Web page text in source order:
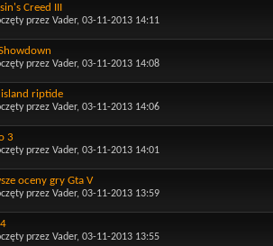
Creed III
przez Vader, 03-11-2013 14:11
przez Vader, 03-11-2013 14:08
island riptide
przez Vader, 03-11-2013 14:06
3
przez Vader, 03-11-2013 14:01
oceny gry Gta V
przez Vader, 03-11-2013 13:59
przez Vader, 03-11-2013 13:55